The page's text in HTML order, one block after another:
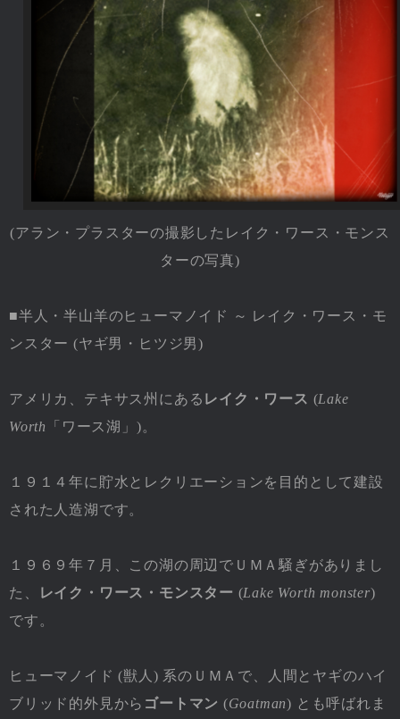
(アラン・プラスターの撮影したレイク・ワース・モンス
ターの写真)
■半人・半山羊のヒューマノイド ～ レイク・ワース・モ
ンスター (ヤギ男・ヒツジ男)
アメリカ、テキサス州にある レイク・ワース (Lake
Worth
「ワース湖」)。
１９１４年に貯水とレクリエーションを目的として建設
された人造湖です。
１９６９年７月、この湖の周辺でＵＭＡ騒ぎがありまし
た、
レイク・ワース・モンスター (Lake Worth monster)
です。
ヒューマノイド (獣人) 系のＵＭＡで、人間とヤギのハイ
ブリッド的外見から ゴートマン (Goatman) とも呼ばれま